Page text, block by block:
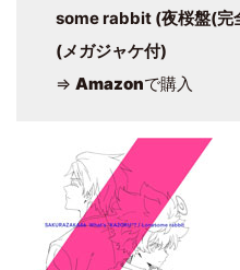
some rabbit (夜桜盤(完
(メガジャケ付)
⇒ Amazonで購入